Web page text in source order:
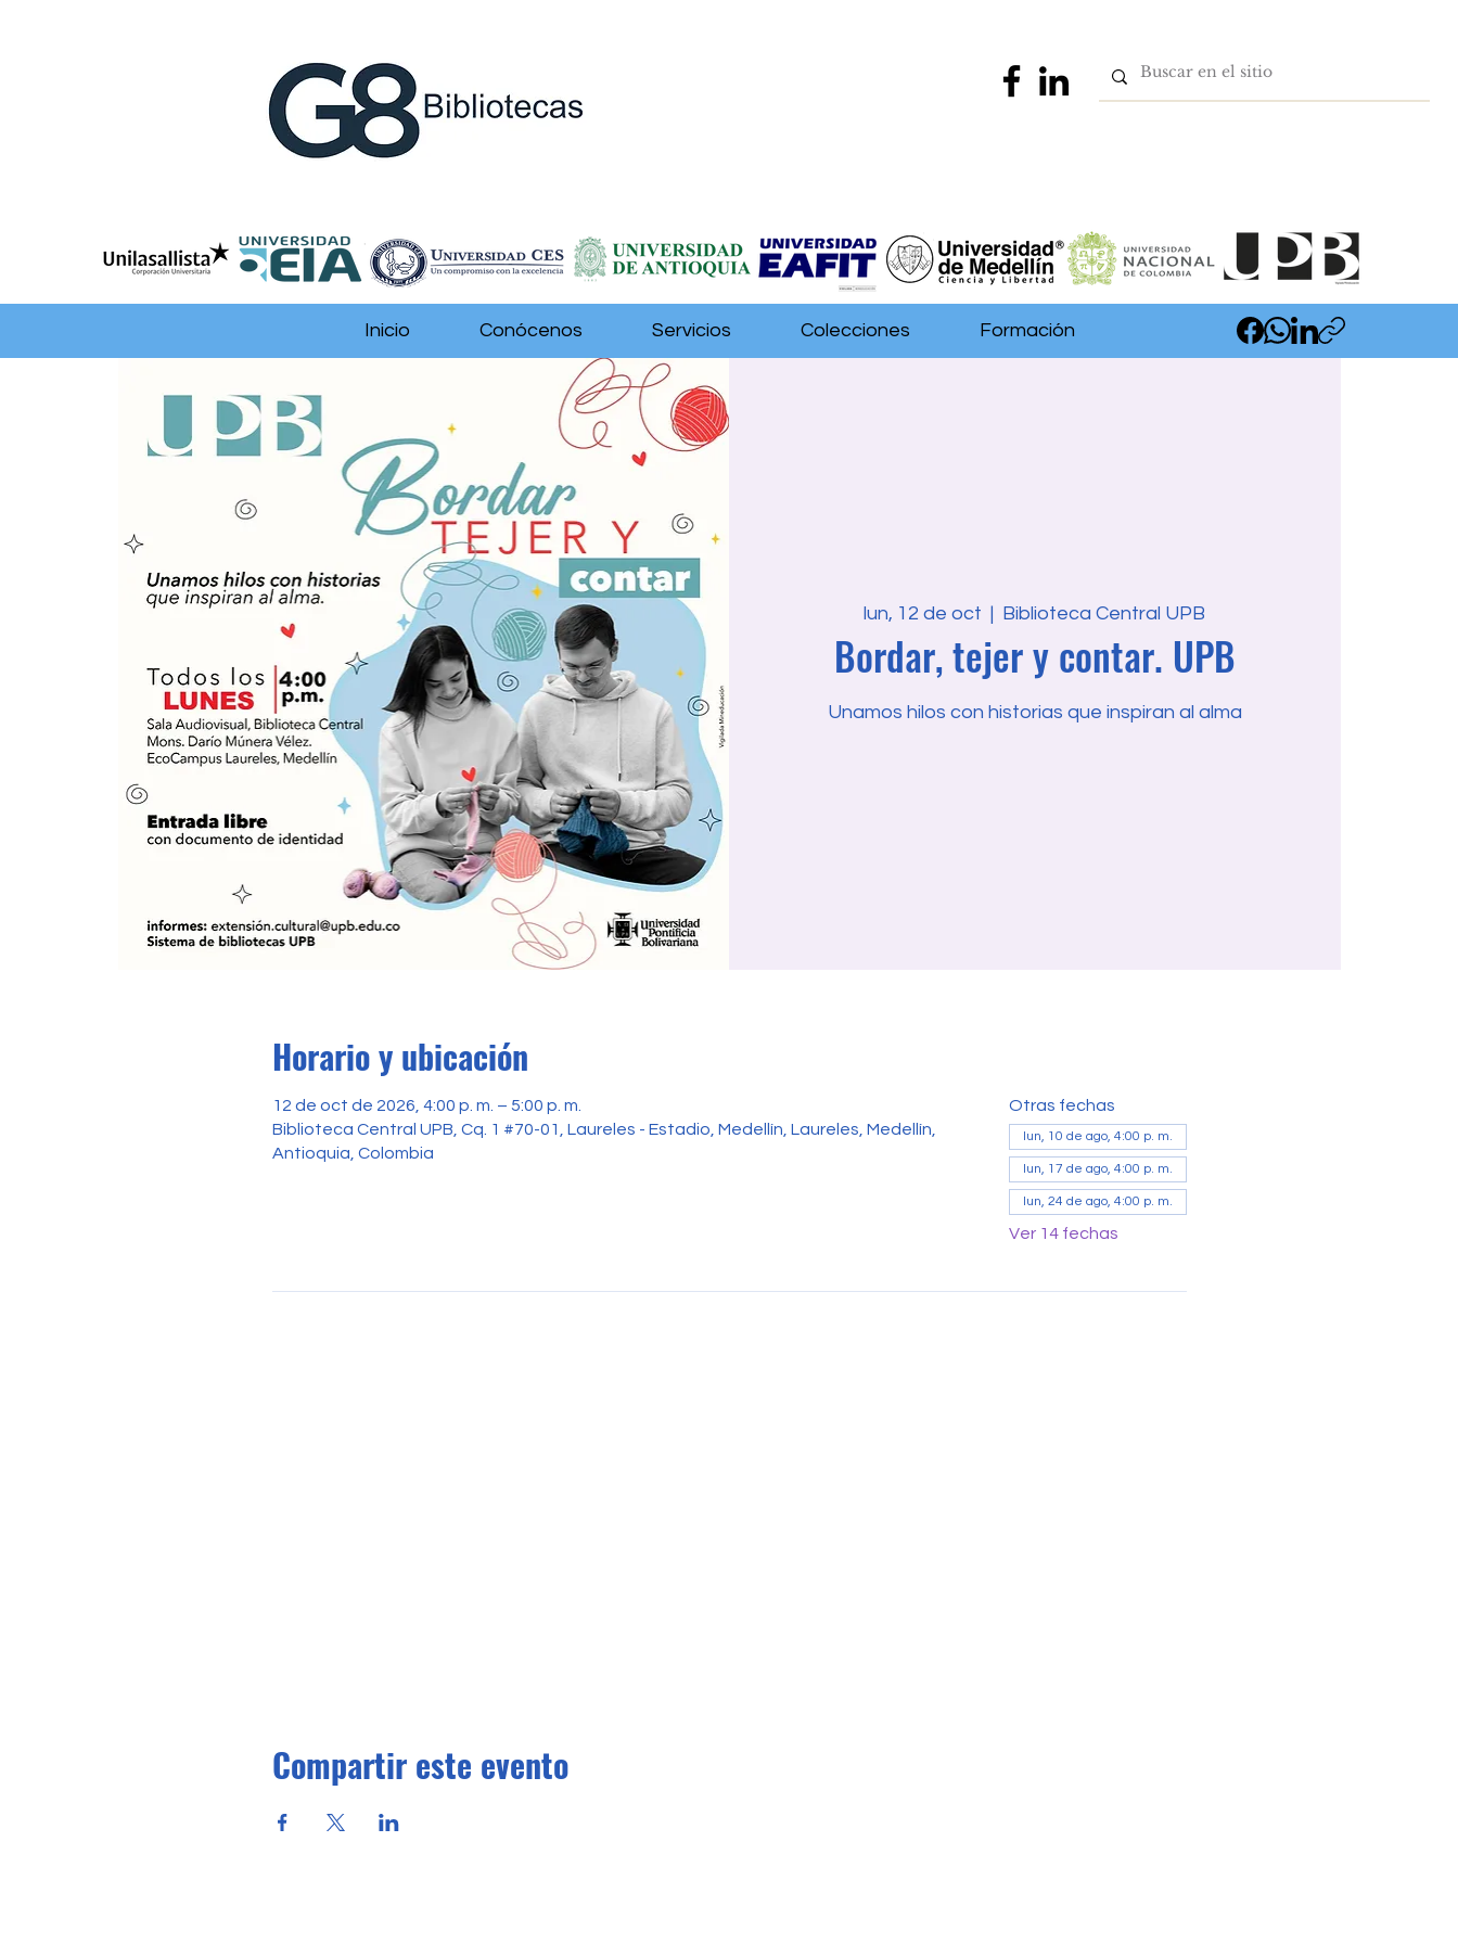
Inicio Conócenos Servicios Colecciones Formación
lun, 12 de oct Biblioteca Central UPB
Bordar, tejer y contar. UPB
Unamos hilos con historias que inspiran al alma
Horario y ubicación
12 de oct de 2026, 4:00 p. m. – 5:00 p. m.
Biblioteca Central UPB, Cq. 1 #70-01, Laureles - Estadio, Medellín, Laureles, Medellín,
Antioquia, Colombia
Otras fechas
lun, 10 de ago, 4:00 p. m.
lun, 17 de ago, 4:00 p. m.
lun, 24 de ago, 4:00 p. m.
Ver 14 fechas
Compartir este evento